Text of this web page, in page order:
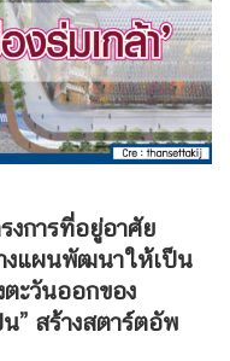
งการที่อยู่อาศัย
างแผนพัฒนาให้เป็น
ะวันออกของ
” สร้างสตาร์ตอัพ